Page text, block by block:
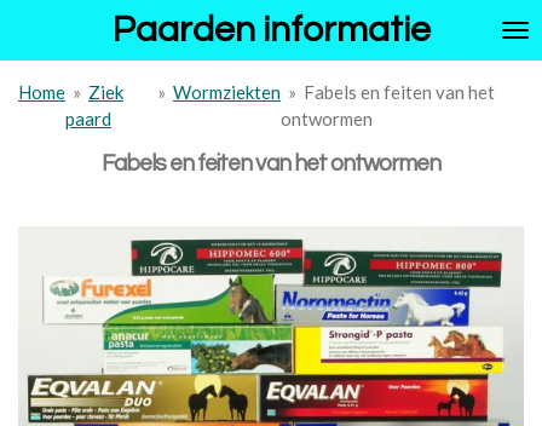
de
hoofdinhoud
Paarden informatie
Home » Ziek
paard
» Wormziekten » Fabels en feiten van het
ontwormen
Fabels en feiten van het ontwormen